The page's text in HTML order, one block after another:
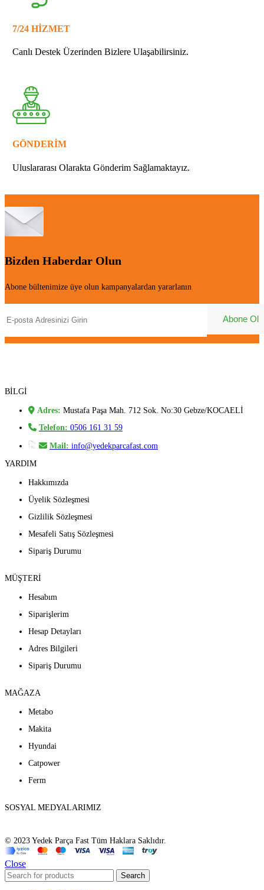
7/24 HİZMET
Canlı Destek Üzerinden Bizlere Ulaşabilirsiniz.
GÖNDERİM
Uluslararası Olarakta Gönderim Sağlamaktayız.
Bizden Haberdar Olun
Abone bültenimize üye olun kampanyalardan yararlanın
BİLGİ
Adres: Mustafa Paşa Mah. 712 Sok. No:30 Gebze/KOCAELİ
Telefon: 0506 161 31 59
Mail: info@yedekparcafast.com
YARDIM
Hakkımızda
Üyelik Sözleşmesi
Gizlilik Sözleşmesi
Mesafeli Satış Sözleşmesi
Sipariş Durumu
MÜŞTERİ
Hesabım
Siparişlerim
Hesap Detayları
Adres Bilgileri
Sipariş Durumu
MAĞAZA
Metabo
Makita
Hyundai
Catpower
Ferm
SOSYAL MEDYALARIMIZ
© 2023 Yedek Parça Fast Tüm Haklara Saklıdır.
Close
Search